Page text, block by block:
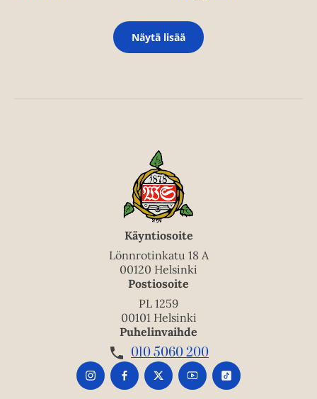
Näytä lisää
Käyntiosoite
Lönnrotinkatu 18 A
00120 Helsinki
Postiosoite
PL 1259
00101 Helsinki
Puhelinvaihde
010 5060 200